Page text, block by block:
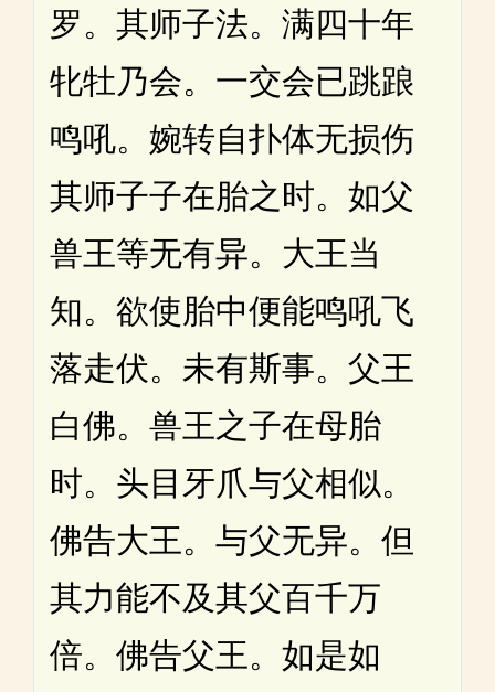
罗。其师子法。满四十年
牝牡乃会。一交会已跳踉
鸣吼。婉转自扑体无损伤
其师子子在胎之时。如父
兽王等无有异。大王当
知。欲使胎中便能鸣吼飞
落走伏。未有斯事。父王
白佛。兽王之子在母胎
时。头目牙爪与父相似。
佛告大王。与父无异。但
其力能不及其父百千万
倍。佛告父王。如是如